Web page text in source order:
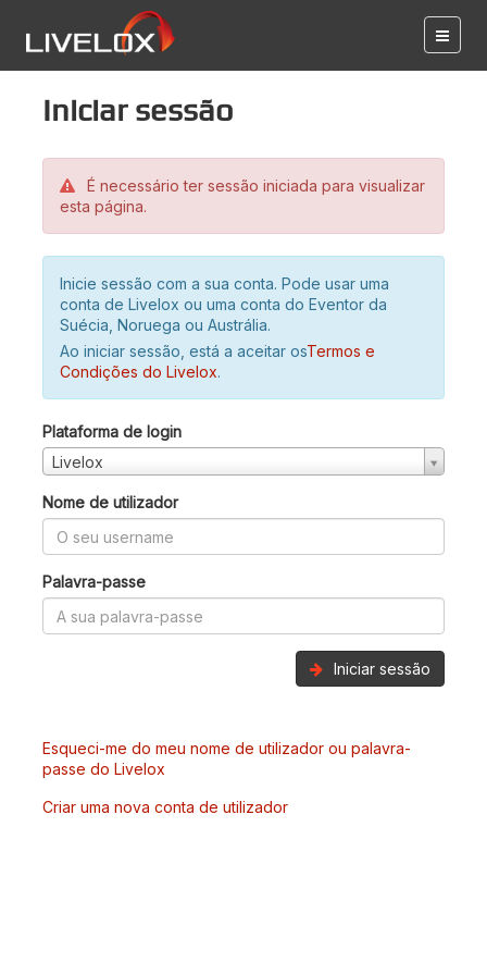
Iniciar sessão
É necessário ter sessão iniciada para visualizar
esta página.
Inicie sessão com a sua conta. Pode usar uma
conta de Livelox ou uma conta do Eventor da
Suécia, Noruega ou Austrália.
Ao iniciar sessão, está a aceitar osTermos e
Condições do Livelox.
Plataforma de login
Livelox
Nome de utilizador
Palavra-passe
Iniciar sessão
Esqueci-me do meu nome de utilizador ou palavra-
passe do Livelox
Criar uma nova conta de utilizador